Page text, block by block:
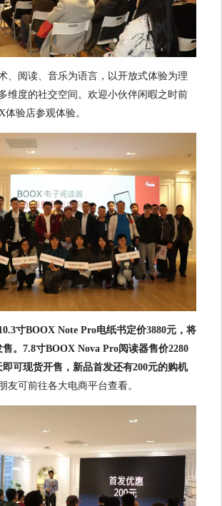
、阅读、音乐为语言，以开放式体验为理
维度的社交空间。欢迎小伙伴闲暇之时前
体验店参观体验。
寸BOOX Note Pro电纸书定价3880元，将
。7.8寸BOOX Nova Pro阅读器售价2280
即可现货开售，新品首发还有200元的购机
友可前往各大电商平台查看。